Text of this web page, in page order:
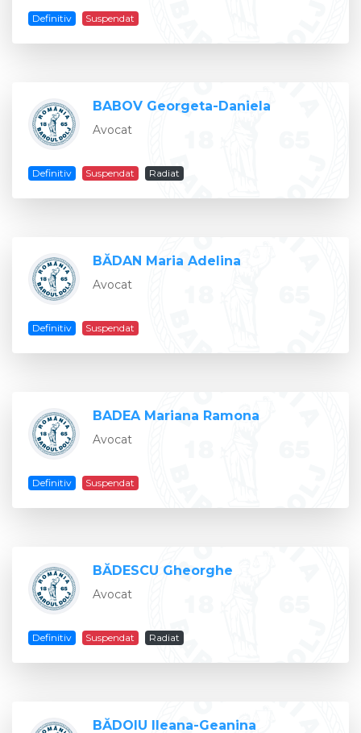
Definitiv Suspendat
BABOV Georgeta-Daniela
Avocat
Definitiv Suspendat Radiat
BĂDAN Maria Adelina
Avocat
Definitiv Suspendat
BADEA Mariana Ramona
Avocat
Definitiv Suspendat
BĂDESCU Gheorghe
Avocat
Definitiv Suspendat Radiat
BĂDOIU Ileana-Geanina